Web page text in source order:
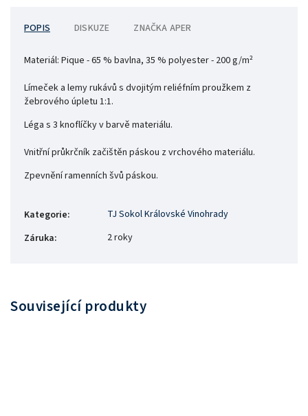
POPIS DISKUZE ZNAČKA APER
Materiál: Pique - 65 % bavlna, 35 % polyester - 200 g/m²
Límeček a lemy rukávů s dvojitým reliéfním proužkem z
žebrového úpletu 1:1.
Léga s 3 knoflíčky v barvě materiálu.
Vnitřní průkrčník začištěn páskou z vrchového materiálu.
Zpevnění ramenních švů páskou.
Kategorie:
TJ Sokol Královské Vinohrady
Záruka: 2 roky
Související produkty